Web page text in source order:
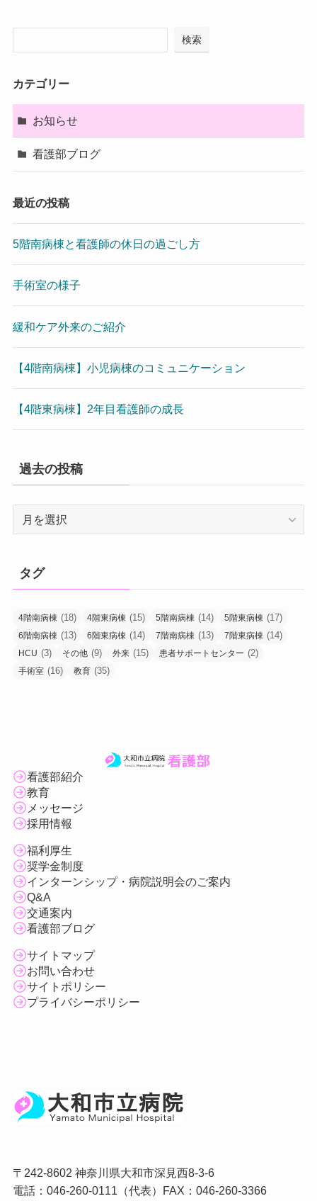
検索
カテゴリー
お知らせ
看護部ブログ
最近の投稿
5階南病棟と看護師の休日の過ごし方
手術室の様子
緩和ケア外来のご紹介
【4階南病棟】小児病棟のコミュニケーション
【4階東病棟】2年目看護師の成長
過去の投稿
稿
タグ
4階南病棟 (18) 4階東病棟 (15) 5階南病棟 (14) 5階東病棟 (17)
6階南病棟 (13) 6階東病棟 (14) 7階南病棟 (13) 7階東病棟 (14)
HCU (3) その他 (9) 外来 (15) 患者サポートセンター (2)
手術室 (16) 教育 (35)
看護部紹介
教育
メッセージ
採用情報
福利厚生
奨学金制度
インターンシップ・病院説明会のご案内
Q&A
交通案内
看護部ブログ
サイトマップ
お問い合わせ
サイトポリシー
プライバシーポリシー
〒242-8602 神奈川県大和市深見西8-3-6
電話：046-260-0111（代表）FAX：046-260-3366